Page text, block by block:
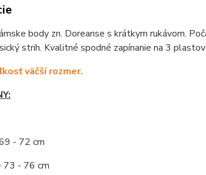
body zn. Doreanse s krátkym rukávom.
strih. Kvalitné spodné zapínanie na 3
väčší rozmer.
- 72 cm
- 76 cm